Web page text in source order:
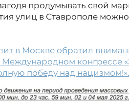
продумывать свой
улиц в Ставрополе
в Москве обратил
конгрессе
победу над нацизмом!».